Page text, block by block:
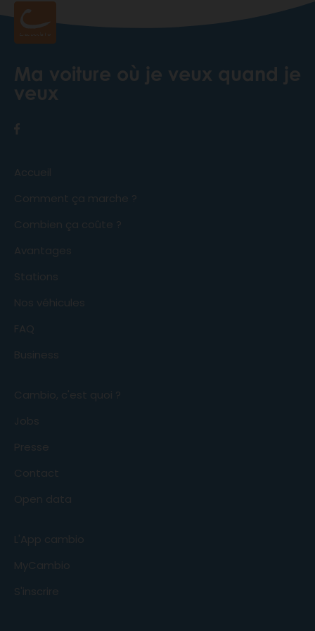
Ma voiture où je veux quand je
veux
Accueil
Comment ça marche ?
Combien ça coûte ?
Avantages
Stations
Nos véhicules
FAQ
Business
Cambio, c'est quoi ?
Jobs
Presse
Contact
Open data
L'App cambio
MyCambio
S'inscrire